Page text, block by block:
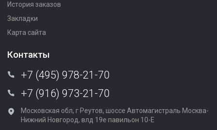
История заказов
Закладки
Карта сайта
Контакты
+7 (495) 978-21-70
+7 (916) 973-21-70
Московская обл, г Реутов, шоссе Автомагистраль Москва-
Нижний Новгород, влд 19е павильон 10-Е